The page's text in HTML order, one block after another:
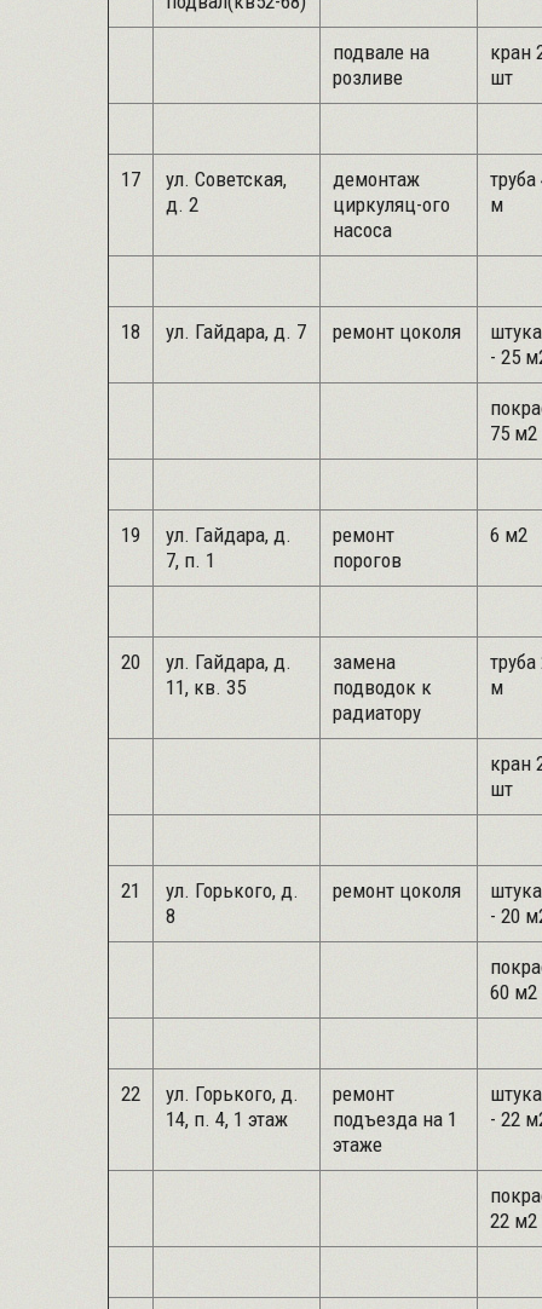
подвале на
розливе
кран
шт
17
ул. Советская,
д. 2
демонтаж
циркуляц-ого
насоса
м
18 ул. Гайдара, д. 7 ремонт цоколя
- 25
75 м2
19
ул. Гайдара, д.
7, п. 1
ремонт
порогов
6 м2
20
ул. Гайдара, д.
11, кв. 35
замена
подводок к
радиатору
м
кран
шт
21
ул. Горького, д.
8
ремонт цоколя
- 20
60 м2
22
ул. Горького, д.
14, п. 4, 1 этаж
ремонт
подъезда на 1
этаже
- 22
22 м2